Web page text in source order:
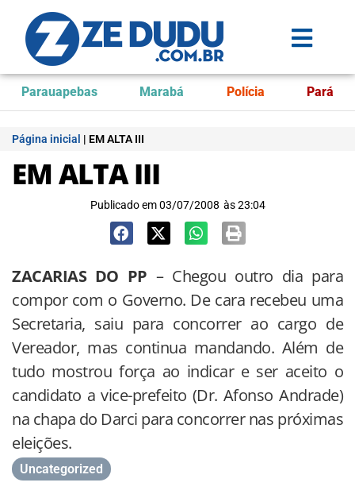
Parauapebas Marabá Polícia Pará
Página inicial | EM ALTA III
EM ALTA III
Publicado em 03/07/2008 às 23:04
ZACARIAS DO PP – Chegou outro dia para
compor com o Governo. De cara recebeu uma
Secretaria, saiu para concorrer ao cargo de
Vereador, mas continua mandando. Além de
tudo mostrou força ao indicar e ser aceito o
candidato a vice-prefeito (Dr. Afonso Andrade)
na chapa do Darci para concorrer nas próximas
eleições.
Uncategorized